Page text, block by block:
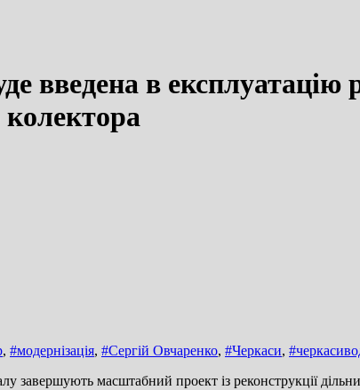
введена в експлуатацію
колектора
, #модернізація, #Сергій Овчаренко, #Черкаси,
завершують масштабний проект із реконструкції